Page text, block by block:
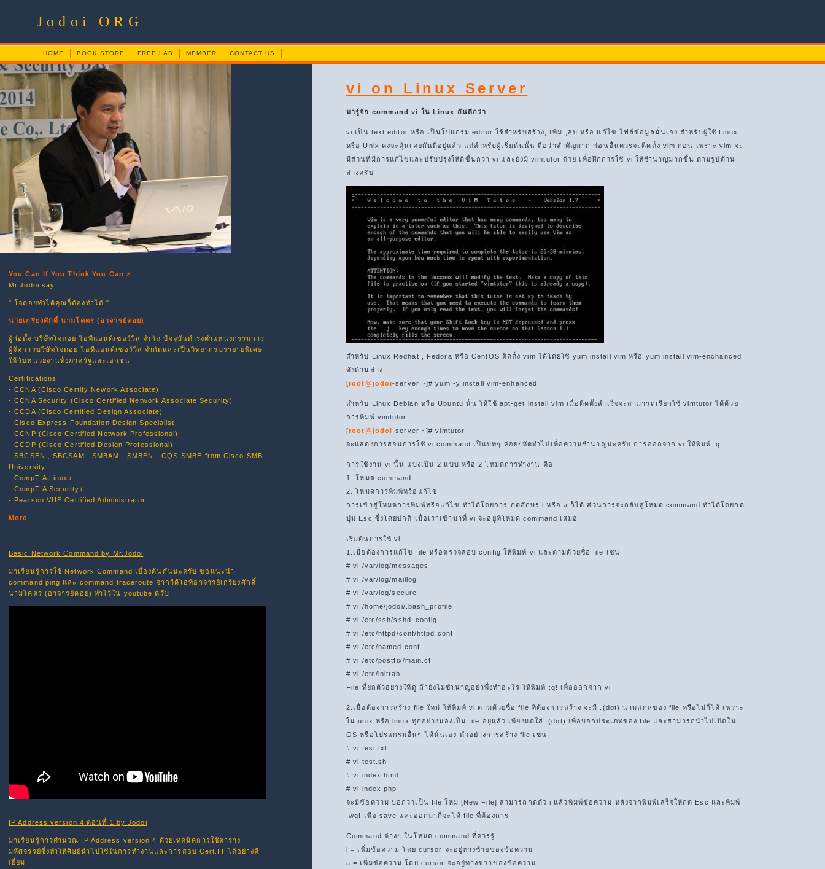
Jodoi ORG |
HOME BOOK STORE FREE LAB MEMBER CONTACT US
You Can If You Think You Can >
Mr.Jodoi say
" โจดอยทำได้คุณก็ต้องทำได้ "
นายเกรียงศักดิ์ นามโคตร (อาจารย์ดอย)
ผู้ก่อตั้ง บริษัทโจดอย ไอทีแอนด์เซอร์วิส จำกัด ปัจจุบันดำรงตำแหน่งกรรมการ
ผู้จัดการบริษัทโจดอย ไอทีแอนด์เซอร์วิส จำกัดและเป็นวิทยากรบรรยายพิเศษ
ให้กับหน่วยงานทั้งภาครัฐและเอกชน
Certifications :
- CCNA (Cisco Certify Nework Associate)
- CCNA Security (Cisco Certified Network Associate Security)
- CCDA (Cisco Certified Design Associate)
- Cisco Express Foundation Design Specialist
- CCNP (Cisco Certified Network Professional)
- CCDP (Cisco Certified Design Professional)
- SBCSEN , SBCSAM , SMBAM , SMBEN , CQS-SMBE from Cisco SMB
University
- CompTIA Linux+
- CompTIA Security+
- Pearson VUE Certified Administrator
More
--------------------------------------------------------------------
Basic Network Command by Mr.Jodoi
มาเรียนรู้การใช้ Network Command เบื้องต้นกันนะครับ ขอแนะนำ
command ping และ command traceroute จากวีดีโอที่อาจารย์เกรียงศักดิ์
นามโคตร (อาจารย์ดอย) ทำไว้ใน youtube ครับ
IP Address version 4 ตอนที่ 1 by Jodoi
มาเรียนรู้การคำนวณ IP Address version 4 ด้วยเทคนิคการใช้ตาราง
มหัศจรรย์ซึ่งทำให้ศิษย์นำไปใช้ในการทำงานและการสอบ Cert.IT ได้อย่างดี
เยี่ยม
vi on Linux Server
มารู้จัก command vi ใน Linux กันดีกว่า
vi เป็น text editor หรือ เป็นโปแกรม editor ใช้สำหรับสร้าง, เพิ่ม ,ลบ หรือ แก้ไข ไฟล์ข้อมูลนั่นเอง สำหรับผู้ใช้ Linux
หรือ Unix คงจะคุ้นเคยกันดีอยู่แล้ว แต่สำหรับผู้เริ่มต้นนั้น ถือว่าสำคัญมาก ก่อนอื่นควรจะติดตั้ง vim ก่อน เพราะ vim จะ
มีส่วนที่มีการแก้ไขและปรับปรุงให้ดีขึ้นกว่า vi และยังมี vimtutor ด้วย เพื่อฝึกการใช้ vi ให้ชำนาญมากขึ้น ตามรูปด้าน
ล่างครับ
สำหรับ Linux Redhat , Fedora หรือ CentOS ติดตั้ง vim ได้โดยใช้ yum install vim หรือ yum install vim-enchanced
ดังด้านล่าง
[root@jodoi-server ~]# yum -y install vim-enhanced
สำหรับ Linux Debian หรือ Ubuntu นั้น ให้ใช้ apt-get install vim เมื่อติดตั้งสำเร็จจะสามารถเรียกใช้ vimtutor ได้ด้วย
การพิมพ์ vimtutor
[root@jodoi-server ~]# vimtutor
จะแสดงการสอนการใช้ vi command เป็นบทๆ ค่อยๆหัดทำไปเพื่อความชำนาญนะครับ การออกจาก vi ให้พิมพ์ :q!
การใช้งาน vi นั้น แบ่งเป็น 2 แบบ หรือ 2 โหมดการทำงาน คือ
1. โหมด command
2. โหมดการพิมพ์หรือแก้ไข
การเข้าสู่โหมดการพิมพ์หรือแก้ไข ทำได้โดยการ กดอักษร i หรือ a ก็ได้ ส่วนการจะกลับสู่โหมด command ทำได้โดยกด
ปุ่ม Esc ซึ่งโดยปกติ เมื่อเราเข้ามาที่ vi จะอยู่ที่โหมด command เสมอ
เริ่มต้นการใช้ vi
1.เมื่อต้องการแก้ไข file หรือตรวจสอบ config ให้พิมพ์ vi และตามด้วยชื่อ file เช่น
# vi /var/log/messages
# vi /var/log/maillog
# vi /var/log/secure
# vi /home/jodoi/.bash_profile
# vi /etc/ssh/sshd_config
# vi /etc/httpd/conf/httpd.conf
# vi /etc/named.conf
# vi /etc/postfix/main.cf
# vi /etc/inittab
File ที่ยกตัวอย่างให้ดู ถ้ายังไม่ชำนาญอย่าพึ่งทำอะไร ให้พิมพ์ :q! เพื่อออกจาก vi
2.เมื่อต้องการสร้าง file ใหม่ ให้พิมพ์ vi ตามด้วยชื่อ file ที่ต้องการสร้าง จะมี .(dot) นามสกุลของ file หรือไม่ก็ได้ เพราะ
ใน unix หรือ linux ทุกอย่างมองเป็น file อยู่แล้ว เพียงแต่ใส่ .(dot) เพื่อบอกประเภทของ file และสามารถนำไปเปิดใน
OS หรือโปรแกรมอื่นๆ ได้นั่นเอง ตัวอย่างการสร้าง file เช่น
# vi test.txt
# vi test.sh
# vi index.html
# vi index.php
จะมีข้อความ บอกว่าเป็น file ใหม่ [New File] สามารถกดตัว i แล้วพิมพ์ข้อความ หลังจากพิมพ์เสร็จให้กด Esc และพิมพ์
:wq! เพื่อ save และออกมาก็จะได้ file ที่ต้องการ
Command ต่างๆ ในโหมด command ที่ควรรู้
i = เพิ่มข้อความ โดย cursor จะอยู่ทางซ้ายของข้อความ
a = เพิ่มข้อความ โดย cursor จะอยู่ทางขวาของข้อความ